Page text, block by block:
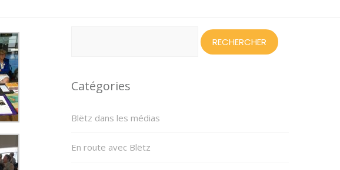
Catégories
Blëtz dans les médias
En route avec Blëtz